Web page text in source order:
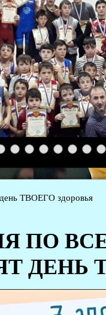
6 7 8 9 10 11 12
день ТВОЕГО здоровья
ПО
ДЕНЬ